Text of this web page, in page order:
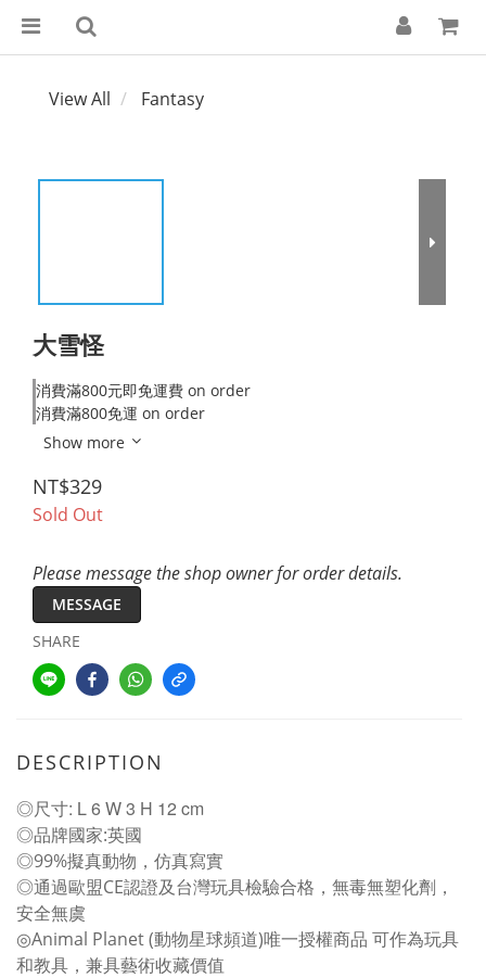
View All Fantasy
大雪怪
消費滿800元即免運費 on order
消費滿800免運 on order
Show more
NT$329
Sold Out
Please message the shop owner for order details.
MESSAGE
SHARE
DESCRIPTION
◎尺寸: L 6 W 3 H 12 cm
◎品牌國家:英國
◎99%擬真動物，仿真寫實
◎通過歐盟CE認證及台灣玩具檢驗合格，無毒無塑化劑，
安全無虞
◎Animal Planet (動物星球頻道)唯一授權商品 可作為玩具
和教具，兼具藝術收藏價值